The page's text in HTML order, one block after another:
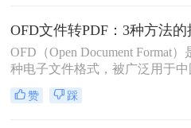
步骤和注意事项。
换为PDF文件格式以更好地满足
的需求。
OFD（Open Document Format）
种电子文件格式，被广泛用于中
文档管理和电子出版领域。然而
时候我们需要将OFD文件转换为
赞 踩